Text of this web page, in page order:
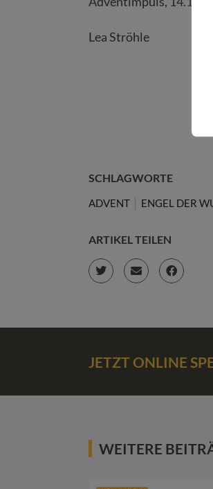
Lea Ströhle
SCHLAGWORTE
ADVENT ENGEL DER
ARTIKEL TEILEN
JETZT ONLINE
WEITERE